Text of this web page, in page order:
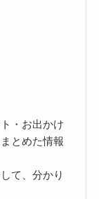
・お出かけ
とめた情報
て、分かり